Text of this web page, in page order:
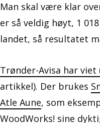
Man skal være klar
er så veldig høyt, 1
landet, så resultatet
Trønder-Avisa har
artikkel). Der brukes
Atle Aune, som
WoodWorks! sine